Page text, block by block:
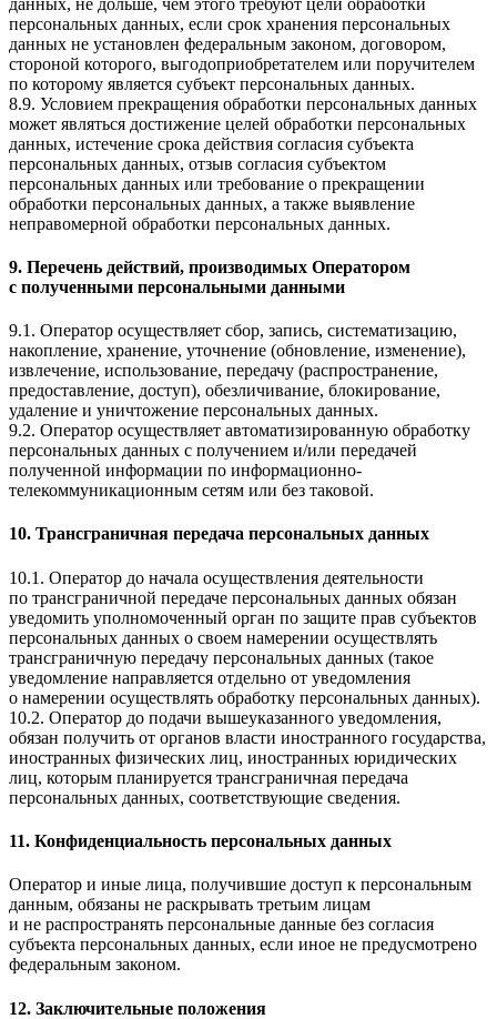
персональных данных, если срок хранения персональных
данных не установлен федеральным законом, договором,
стороной которого, выгодоприобретателем или поручителем
по которому является субъект персональных данных.
8.9. Условием прекращения обработки персональных данных
может являться достижение целей обработки персональных
данных, истечение срока действия согласия субъекта
персональных данных, отзыв согласия субъектом
персональных данных или требование о прекращении
обработки персональных данных, а также выявление
неправомерной обработки персональных данных.
9. Перечень действий, производимых Оператором
с полученными персональными данными
9.1. Оператор осуществляет сбор, запись, систематизацию,
накопление, хранение, уточнение (обновление, изменение),
извлечение, использование, передачу (распространение,
предоставление, доступ), обезличивание, блокирование,
удаление и уничтожение персональных данных.
9.2. Оператор осуществляет автоматизированную обработку
персональных данных с получением и/или передачей
полученной информации по информационно-
телекоммуникационным сетям или без таковой.
10. Трансграничная передача персональных данных
10.1. Оператор до начала осуществления деятельности
по трансграничной передаче персональных данных обязан
уведомить уполномоченный орган по защите прав субъектов
персональных данных о своем намерении осуществлять
трансграничную передачу персональных данных (такое
уведомление направляется отдельно от уведомления
о намерении осуществлять обработку персональных данных).
10.2. Оператор до подачи вышеуказанного уведомления,
обязан получить от органов власти иностранного государства,
иностранных физических лиц, иностранных юридических
лиц, которым планируется трансграничная передача
персональных данных, соответствующие сведения.
11. Конфиденциальность персональных данных
Оператор и иные лица, получившие доступ к персональным
данным, обязаны не раскрывать третьим лицам
и не распространять персональные данные без согласия
субъекта персональных данных, если иное не предусмотрено
федеральным законом.
12. Заключительные положения